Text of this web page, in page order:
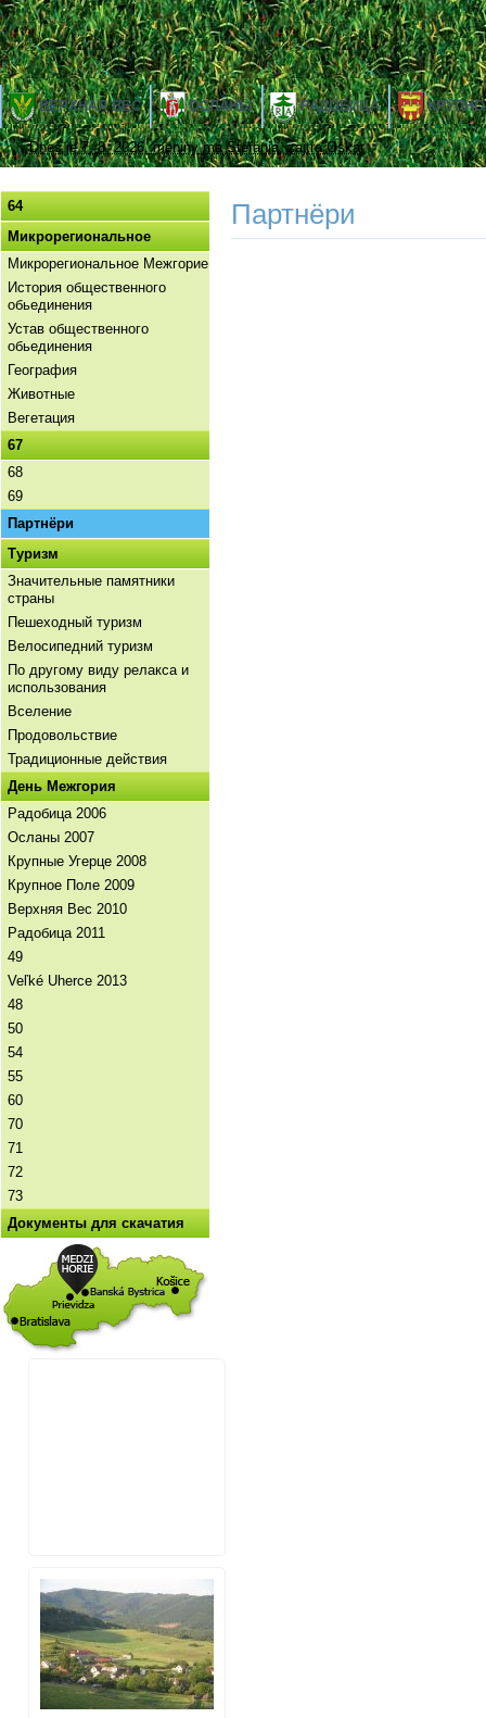
ВЕРХНАЯ ВЕС ОСЛАНЫ РАДОБИЦА
Dnes je 7. 8. 2026, meniny má Štefánia, zajtra Oskar
64
Микрорегиональное
Микрорегиональное Межгорие
История общественного
обьединения
Устав общественного
обьединения
География
Животные
Вегетация
67
68
69
Партнёри
Tуризм
Значительные памятники
страны
Пешеходный туризм
Велосипедний туризм
По другому виду релакса и
использования
Вселение
Продовольствие
Традиционные действия
День Межгория
Радобица 2006
Осланы 2007
Крупные Угерце 2008
Крупное Поле 2009
Верхняя Вес 2010
Радобица 2011
49
Veľké Uherce 2013
48
50
54
55
60
70
71
72
73
Документы для скачатия
Партнёри